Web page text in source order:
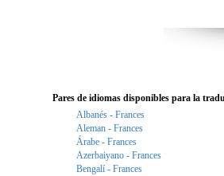
Pares de idiomas disponibles para la
Albanés - Frances
Aleman - Frances
Árabe - Frances
Azerbaiyano - Frances
Bengalí - Frances